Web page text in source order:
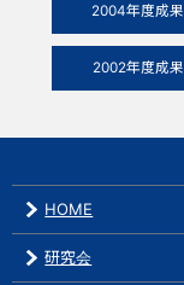
2004年度成果
2002年度成果
HOME
研究会